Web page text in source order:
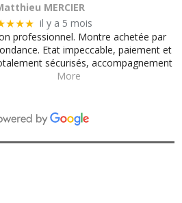
MERCIER
il y a 5 mois
professionnel. Montre achetée par
Etat impeccable, paiement et
sécurisés, accompagnement
More